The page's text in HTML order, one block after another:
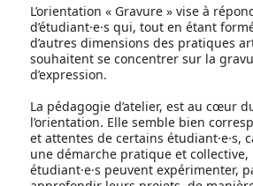
social
safesa
tutorat
L’orientation « Gravure » vise à
d’étudiant·e·s qui, tout en étant
d’autres dimensions des pratiques
souhaitent se concentrer sur la
d’expression.
La pédagogie d’atelier, est au cœur
l’orientation. Elle semble bien
et attentes de certains étudiant·e·s,
une démarche pratique et
étudiant·e·s peuvent expérimenter,